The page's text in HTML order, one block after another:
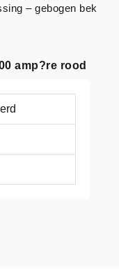
amp?re rood
– gebogen bek